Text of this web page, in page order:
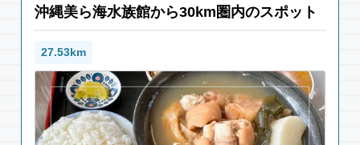
沖縄美ら海水族館から30km圏内のスポット
27.53km